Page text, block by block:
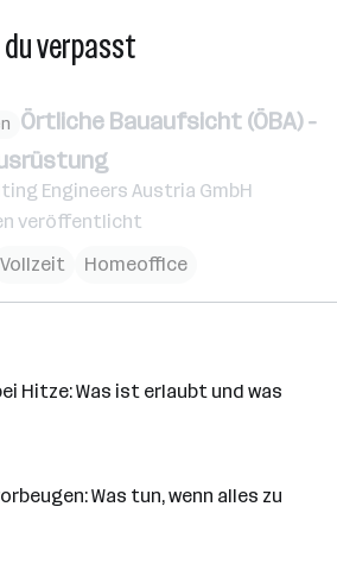
verpasst
Örtliche Bauaufsicht (ÖBA) -
Engineers Austria GmbH
veröffentlicht
Vollzeit Homeoffice
Hitze: Was ist erlaubt und was
Was tun, wenn alles zu